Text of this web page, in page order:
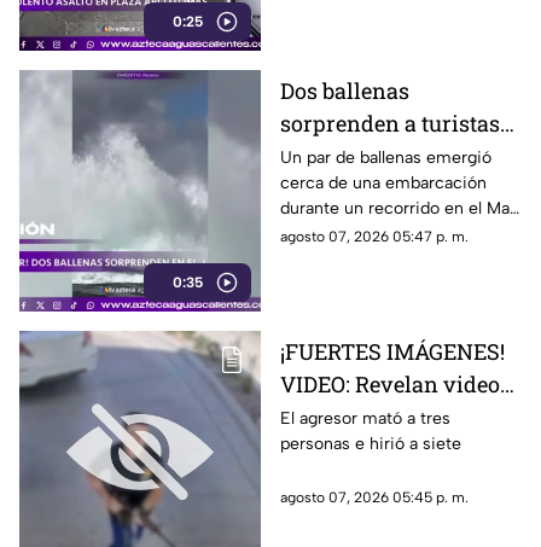
0:25
0:35
Dos ballenas
sorprenden a turistas
durante avistamiento
en el Mar de Cortés
Un par de ballenas emergió
cerca de una embarcación
durante un recorrido en el Mar
de Cortés. El avistamiento fue
agosto 07, 2026 05:47 p. m.
¡FUERTES IMÁGENES!
VIDEO: Revelan videos
de seguridad del tiroteo
realizado en famosa
hamburguesas en
El agresor mató a tres
personas e hirió a siete
agosto 07, 2026 05:45 p. m.